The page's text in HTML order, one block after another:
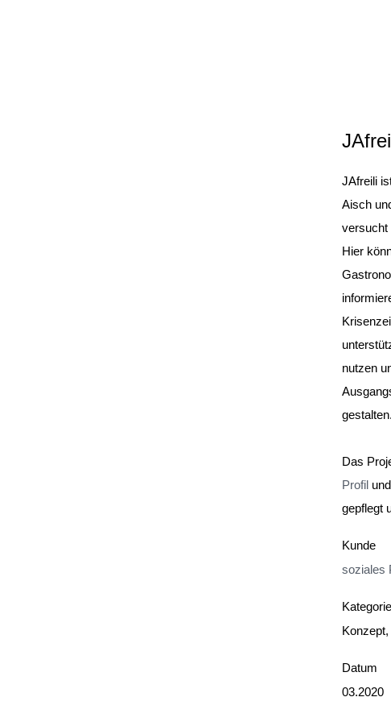
JAfreili
Aisch
versucht
Hier
nutzen
gestalten.
Das
Profil
gepflegt
Kunde
soziales
Kategorie
Datum
03.2020